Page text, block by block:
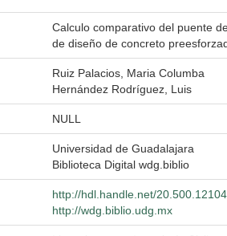
Calculo comparativo del puente
de diseño de concreto
Ruiz Palacios, Maria Columba
Hernández Rodríguez, Luis
NULL
Universidad de Guadalajara
Biblioteca Digital wdg.biblio
http://hdl.handle.net/
http://wdg.biblio.udg.mx